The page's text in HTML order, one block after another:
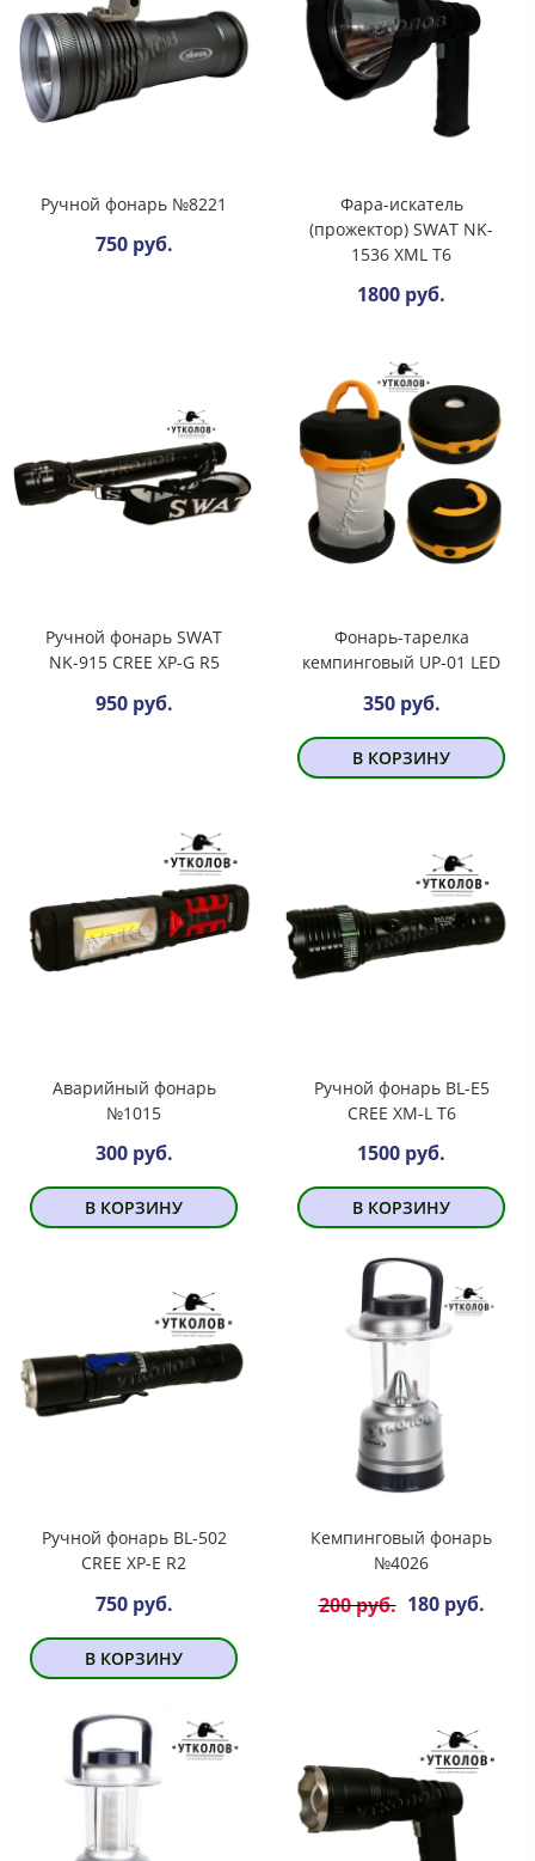
Ручной фонарь №8221
750 руб.
Фара-искатель
(прожектор) SWAT NK-
1536 XML T6
1800 руб.
Ручной фонарь SWAT
NK-915 CREE XP-G R5
950 руб.
Фонарь-тарелка
кемпинговый UP-01 LED
350 руб.
В КОРЗИНУ
Аварийный фонарь
№1015
300 руб.
В КОРЗИНУ
Ручной фонарь BL-E5
CREE XM-L T6
1500 руб.
В КОРЗИНУ
Ручной фонарь BL-502
CREE XP-E R2
750 руб.
В КОРЗИНУ
Кемпинговый фонарь
№4026
200 руб. 180 руб.